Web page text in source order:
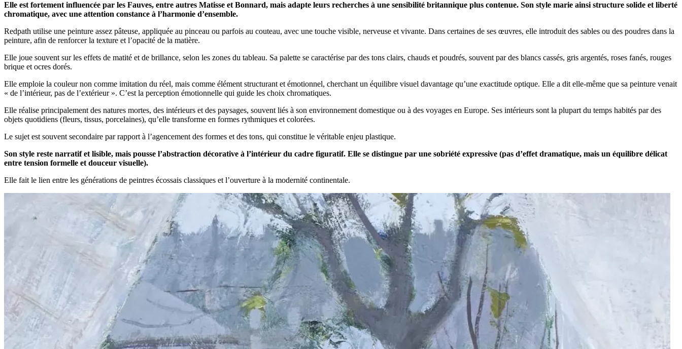
Elle est fortement influencée par les Fauves, entre autres Matisse et Bonnard, mais adapte leurs recherches à une sensibilité britannique plus contenue. Son style marie ainsi structure solide et liberté
chromatique, avec une attention constance à l’harmonie d’ensemble.
Redpath utilise une peinture assez pâteuse, appliquée au pinceau ou parfois au couteau, avec une touche visible, nerveuse et vivante. Dans certaines de ses œuvres, elle introduit des sables ou des poudres dans la
peinture, afin de renforcer la texture et l’opacité de la matière.
Elle joue souvent sur les effets de matité et de brillance, selon les zones du tableau. Sa palette se caractérise par des tons clairs, chauds et poudrés, souvent par des blancs cassés, gris argentés, roses fanés, rouges
brique et ocres dorés.
Elle emploie la couleur non comme imitation du réel, mais comme élément structurant et émotionnel, cherchant un équilibre visuel davantage qu’une exactitude optique. Elle a dit elle-même que sa peinture venait
« de l’intérieur, pas de l’extérieur ». C’est la perception émotionnelle qui guide les choix chromatiques.
Elle réalise principalement des natures mortes, des intérieurs et des paysages, souvent liés à son environnement domestique ou à des voyages en Europe. Ses intérieurs sont la plupart du temps habités par des
objets quotidiens (fleurs, tissus, porcelaines), qu’elle transforme en formes rythmiques et colorées.
Le sujet est souvent secondaire par rapport à l’agencement des formes et des tons, qui constitue le véritable enjeu plastique.
Son style reste narratif et lisible, mais pousse l’abstraction décorative à l’intérieur du cadre figuratif. Elle se distingue par une sobriété expressive (pas d’effet dramatique, mais un équilibre délicat
entre tension formelle et douceur visuelle).
Elle fait le lien entre les générations de peintres écossais classiques et l’ouverture à la modernité continentale.